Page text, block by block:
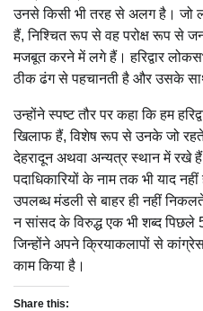
उनसे किसी भी तरह से अलग है। जो
हैं, निश्चित रूप से वह परोक्ष रूप से
मजबूत करने में लगे हैं। हरिद्वार
ठीक ढंग से पहचानती है और उसके
उन्होंने स्पष्ट तौर पर कहा कि हम
खिलाफ हैं, विशेष रूप से उनके जो रहते
देहरादून अथवा अन्यत्र स्थान में रखे
पदाधिकारियों के नाम तक भी याद
उपलब्ध मंडली से बाहर ही नहीं
न सांसद के विरुद्ध एक भी शब्द पिछले
जिन्होंने अपने क्रियाकलापों से
काम किया है।
Share this: